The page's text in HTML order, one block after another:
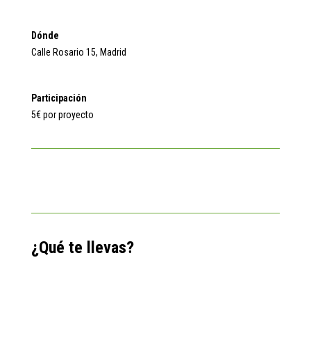
Dónde
Calle Rosario 15, Madrid
Participación
5€ por proyecto
¿Qué te llevas?